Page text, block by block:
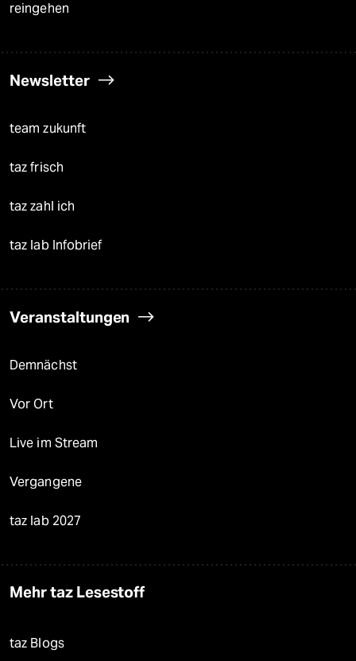
reingehen
Newsletter
team zukunft
taz frisch
taz zahl ich
taz lab Infobrief
Veranstaltungen
Demnächst
Vor Ort
Live im Stream
Vergangene
taz lab 2027
Mehr taz Lesestoff
taz Blogs